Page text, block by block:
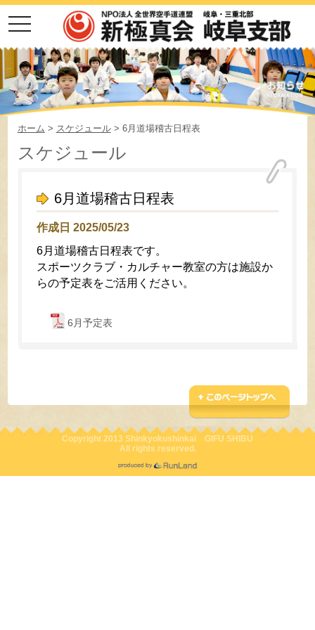
toggle
navigation
ホーム > スケジュール> 6月道場稽古日程表
スケジュール
6月道場稽古日程表
作成日 2025/05/23
6月道場稽古日程表です。
スポーツクラブ・カルチャー教室の方は施設か
らの予定表をご活用ください。
6月予定表
Copyright 2013 Shinkyokushinkai GIFU SHIBU
All rights reserved.